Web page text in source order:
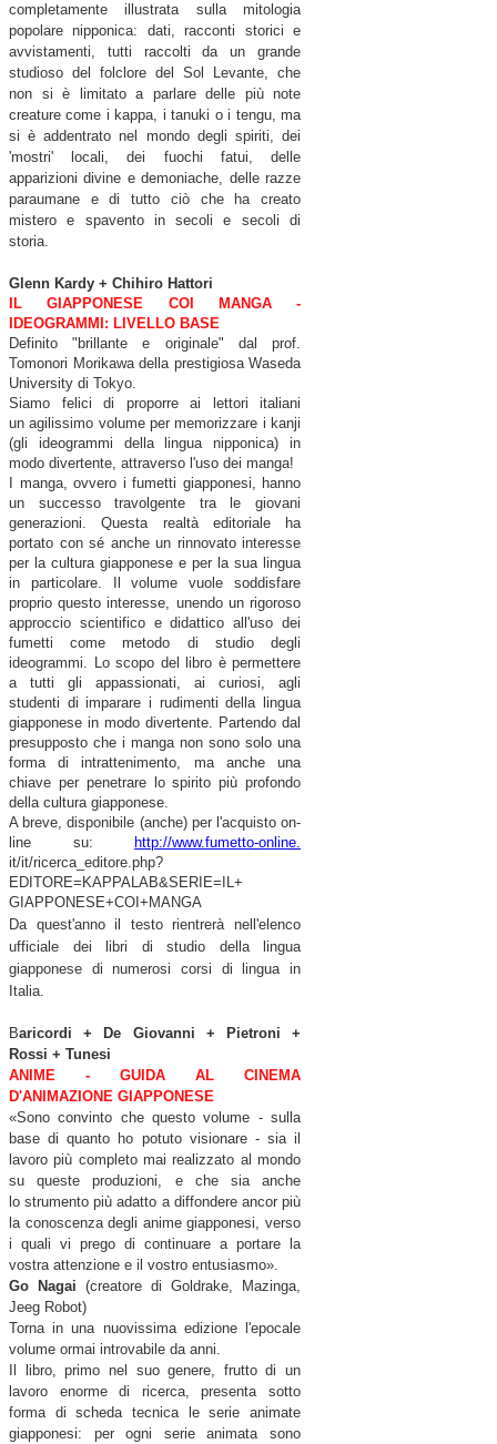
completamente illustrata sulla mitologia
popolare nipponica: dati, racconti storici e
avvistamenti, tutti raccolti da un grande
studioso del folclore del Sol Levante, che
non si è limitato a parlare delle più note
creature come i kappa, i tanuki o i tengu, ma
si è addentrato nel mondo degli spiriti, dei
'mostri' locali, dei fuochi fatui, delle
apparizioni divine e demoniache, delle razze
paraumane e di tutto ciò che ha creato
mistero e spavento in secoli e secoli di
storia.
Glenn Kardy + Chihiro Hattori
IL GIAPPONESE COI MANGA -
IDEOGRAMMI: LIVELLO BASE
Definito "brillante e originale" dal prof.
Tomonori Morikawa della prestigiosa Waseda
University di Tokyo.
Siamo felici di proporre ai lettori italiani
un agilissimo volume per memorizzare i kanji
(gli ideogrammi della lingua nipponica) in
modo divertente, attraverso l'uso dei manga!
I manga, ovvero i fumetti giapponesi, hanno
un successo travolgente tra le giovani
generazioni. Questa realtà editoriale ha
portato con sé anche un rinnovato interesse
per la cultura giapponese e per la sua lingua
in particolare. Il volume vuole soddisfare
proprio questo interesse, unendo un rigoroso
approccio scientifico e didattico all'uso dei
fumetti come metodo di studio degli
ideogrammi. Lo scopo del libro è permettere
a tutti gli appassionati, ai curiosi, agli
studenti di imparare i rudimenti della lingua
giapponese in modo divertente. Partendo dal
presupposto che i manga non sono solo una
forma di intrattenimento, ma anche una
chiave per penetrare lo spirito più profondo
della cultura giapponese.
A breve, disponibile (anche) per l'acquisto on-
line su:
http://www.fumetto-online.
it/it/ricerca_editore.php?
EDITORE=KAPPALAB&SERIE=IL+
GIAPPONESE+COI+MANGA
Da quest'anno il testo rientrerà nell'elenco
ufficiale dei libri di studio della lingua
giapponese di numerosi corsi di lingua in
Italia.
Baricordi + De Giovanni + Pietroni +
Rossi + Tunesi
ANIME - GUIDA AL CINEMA
D'ANIMAZIONE GIAPPONESE
«Sono convinto che questo volume - sulla
base di quanto ho potuto visionare - sia il
lavoro più completo mai realizzato al mondo
su queste produzioni, e che sia anche
lostrumento più adatto a diffondere ancor più
la conoscenza degli anime giapponesi, verso
i quali vi prego di continuare a portare la
vostra attenzione e il vostro entusiasmo».
Go Nagai (creatore di Goldrake, Mazinga,
Jeeg Robot)
Torna in una nuovissima edizione l'epocale
volume ormai introvabile da anni.
Il libro, primo nel suo genere, frutto di un
lavoro enorme di ricerca, presenta sotto
forma di scheda tecnica le serie animate
giapponesi: per ogni serie animata sono